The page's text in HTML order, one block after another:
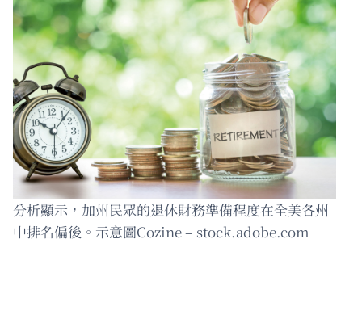
分析顯示，加州民眾的退休財務準備程度在全美各州
中排名偏後。示意圖Cozine – stock.adobe.com